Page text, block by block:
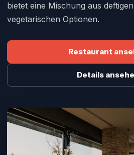
bietet eine Mischung aus
vegetarischen Optionen.
Restaurant
Details